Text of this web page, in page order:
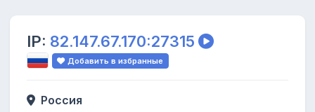
IP: 82.147.67.170:27315
Добавить в избранные
Россия